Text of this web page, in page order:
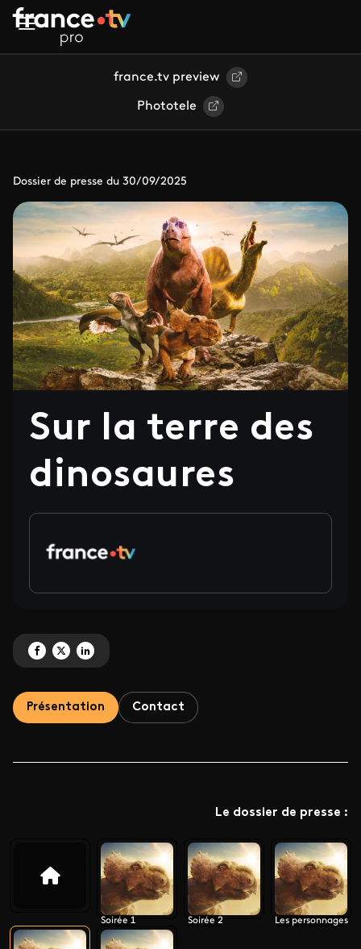
Aller au contenu principal
france.tv preview
Phototele
Dossier de presse du 30/09/2025
Sur la terre des
dinosaures
Partagez 'Sur la terre des dinosaures' sur Facebook
Partagez 'Sur la terre des dinosaures' sur X
Partagez 'Sur la terre des dinosaures' sur LinkedIn
Présentation Contact
Le dossier de presse :
Soirée 1 Soirée 2 Les personnages